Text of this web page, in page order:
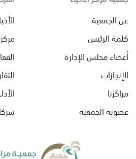
عن الجمعية
كلمة الرئيس
أعضاء مجلس الإدارة
الإنجازات
مراكزنا
عضوية الجمعية